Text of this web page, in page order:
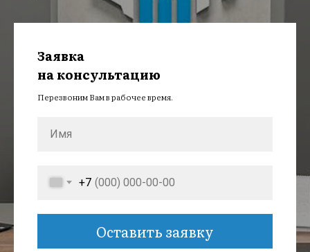
Заявка
на консультацию
Перезвоним Вам в рабочее время.
+7
Оставить заявку